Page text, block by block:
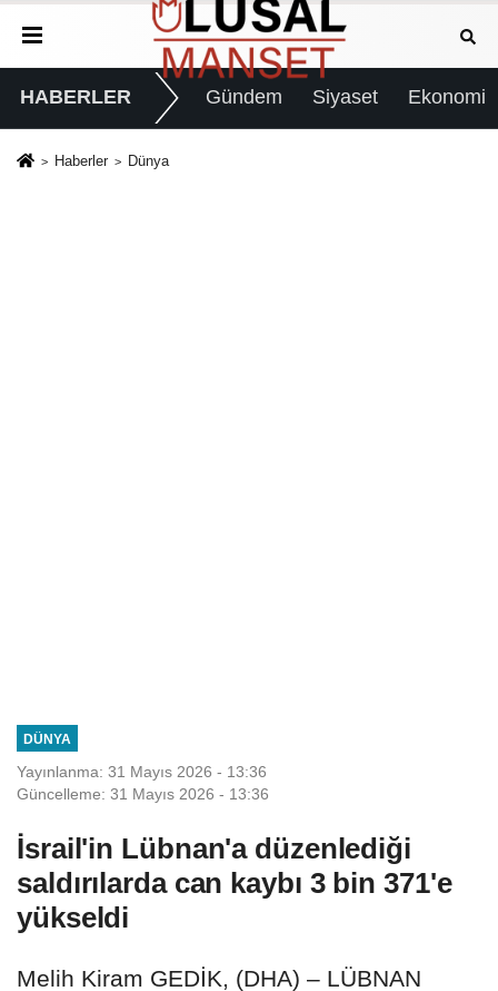
HABERLER Gündem Siyaset Ekonomi
Haberler Dünya
DÜNYA
Yayınlanma: 31 Mayıs 2026 - 13:36
Güncelleme: 31 Mayıs 2026 - 13:36
İsrail'in Lübnan'a düzenlediği
saldırılarda can kaybı 3 bin 371'e
yükseldi
Melih Kiram GEDİK, (DHA) – LÜBNAN